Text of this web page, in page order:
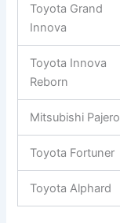
Toyota Grand
Innova
Toyota Innova
Reborn
Mitsubishi Pajero
Toyota Fortuner
Toyota Alphard